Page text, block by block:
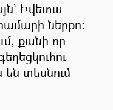
Իվետա
ներքո:
քանի որ
են տեսնում